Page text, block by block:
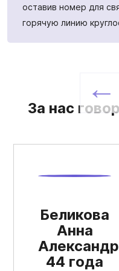
оставив номер для
горячую линию
За нас
Беликова
Анна
44 года